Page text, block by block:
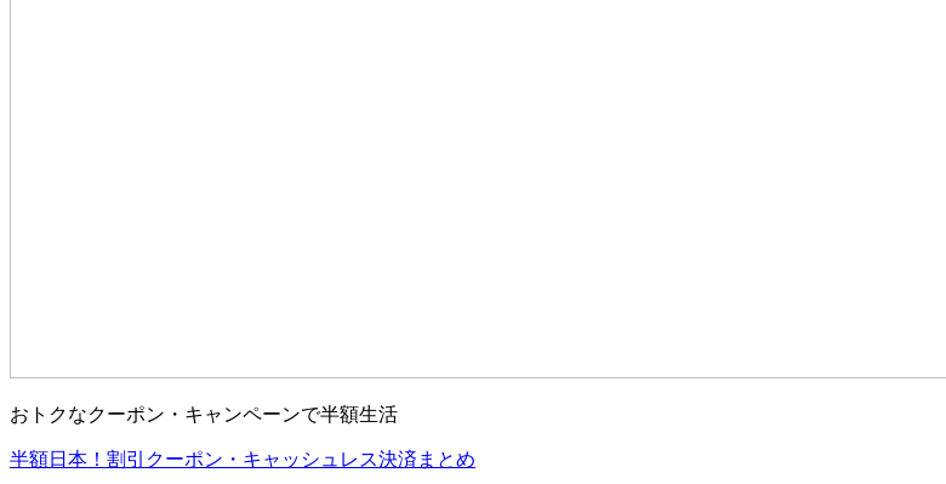
おトクなクーポン・キャンペーンで半額生活
半額日本！割引クーポン・キャッシュレス決済まとめ